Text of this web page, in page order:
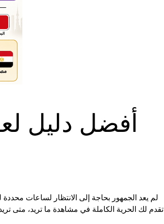
لم يعد الجمهور بحاجة إلى الانتظار لساعات
تقدم لك الحرية الكاملة في مشاهدة ما تريد، متى